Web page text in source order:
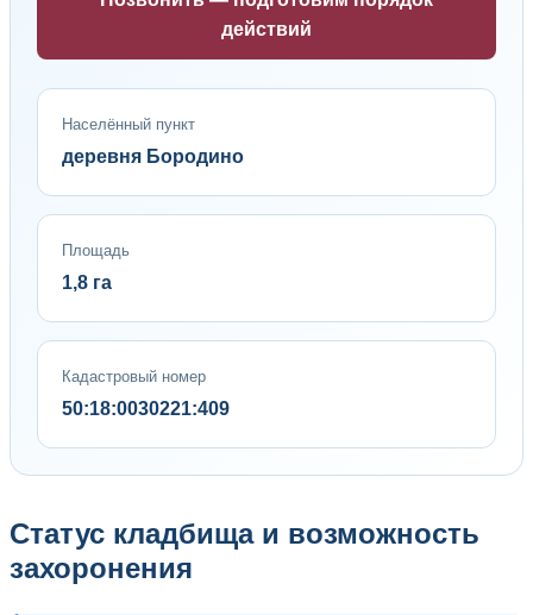
действий
Населённый пункт
деревня Бородино
Площадь
1,8 га
Кадастровый номер
50:18:0030221:409
Статус кладбища и возможность
захоронения